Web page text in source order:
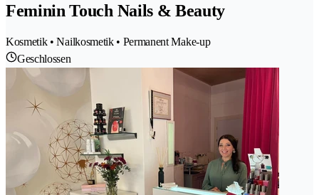
Feminin Touch Nails & Beauty
Kosmetik • Nailkosmetik • Permanent Make-up
Geschlossen